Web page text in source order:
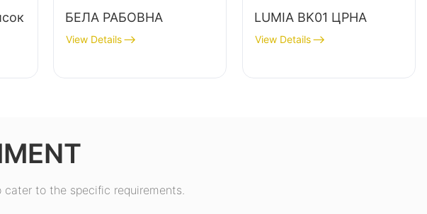
БЕЛА РАБОВНА
View Details
LUMIA BK01 ЦРНА
View Details
to the specific requirements.